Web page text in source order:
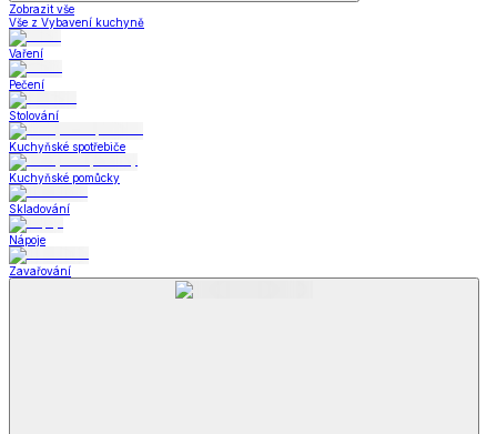
Zobrazit vše
Vše z Vybavení kuchyně
Vaření
Pečení
Stolování
Kuchyňské spotřebiče
Kuchyňské pomůcky
Skladování
Nápoje
Zavařování